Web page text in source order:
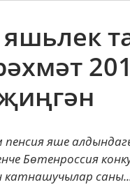
пенсия яше
Бөтенроссия